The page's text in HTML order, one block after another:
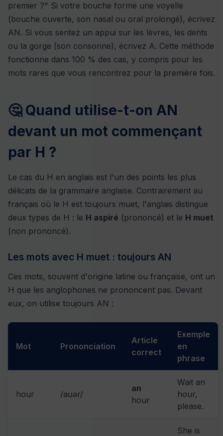
premier ?" Si votre bouche forme une voyelle
(bouche ouverte, son nasal ou oral prolongé), écrivez
AN. Si vous sentez un appui sur les lèvres, les dents
ou la gorge (son consonne), écrivez A. Cette méthode
fonctionne dans 100 % des cas, y compris pour les
mots rares que vous rencontrez pour la première fois.
🤔 Quand utilise-t-on AN
devant un mot commençant
par H ?
Le cas du H en anglais est l'un des points les plus
délicats de la grammaire anglaise. Contrairement au
français où le H est toujours muet, l'anglais distingue
deux types de H : le H aspiré (prononcé) et le H muet
(non prononcé).
Les mots avec H muet : toujours AN
Ces mots, souvent d'origine latine ou française, ont un
H que les anglophones ne prononcent pas. Devant
eux, on utilise toujours AN :
Mot Prononciation
Article
correct
Exemple
en
phrase
hour /aʊər/
an
hour
Wait an
hour,
please.
She is